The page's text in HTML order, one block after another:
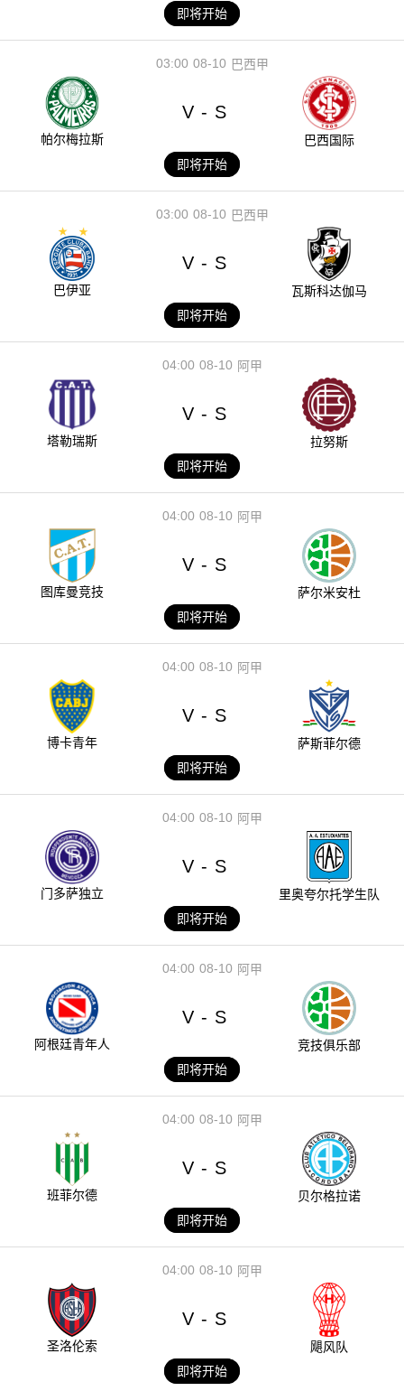
即将开始
08-10
03:00 巴西甲
帕尔梅拉斯
V - S
巴西国际
即将开始
08-10
03:00 巴西甲
巴伊亚
V - S
瓦斯科达伽马
即将开始
08-10
04:00 阿甲
塔勒瑞斯
V - S
拉努斯
即将开始
08-10
04:00 阿甲
图库曼竞技
V - S
萨尔米安杜
即将开始
08-10
04:00 阿甲
博卡青年
V - S
萨斯菲尔德
即将开始
08-10
04:00 阿甲
门多萨独立
V - S
里奥夸尔托学生队
即将开始
08-10
04:00 阿甲
阿根廷青年人
V - S
竞技俱乐部
即将开始
08-10
04:00 阿甲
班菲尔德
V - S
贝尔格拉诺
即将开始
08-10
04:00 阿甲
圣洛伦索
V - S
飓风队
即将开始